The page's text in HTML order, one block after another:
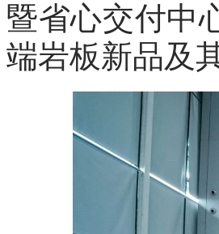
暨省心交付中
端岩板新品及